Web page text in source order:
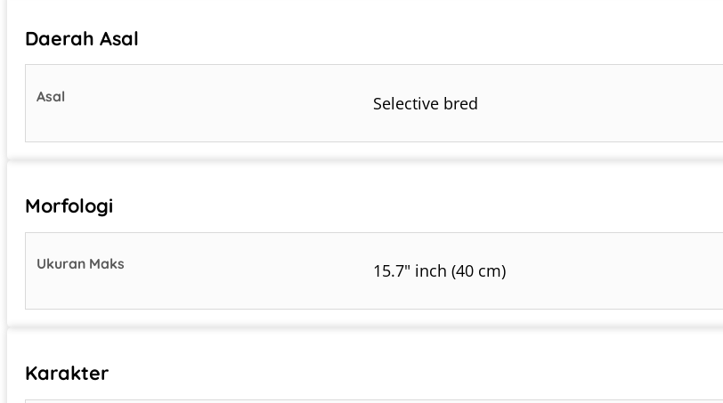
Daerah Asal
Asal Selective bred
Morfologi
Ukuran Maks 15.7" inch (40 cm)
Karakter